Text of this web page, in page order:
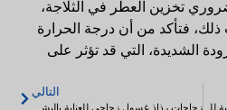
تخزين العطر في الثلاجة،
ذلك، فتأكد من أن درجة الحرارة
الشديدة، التي قد تؤثر على
التالي